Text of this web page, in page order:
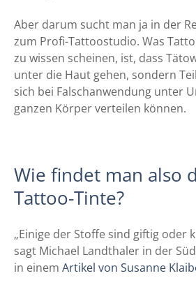
Aber darum sucht man ja in der
zum Profi-Tattoostudio. Was
zu wissen scheinen, ist, dass
unter die Haut gehen, sondern
sich bei Falschanwendung unter
ganzen Körper verteilen können.
Wie findet man also
Tattoo-Tinte?
„Einige der Stoffe sind giftig oder
sagt Michael Landthaler in der
in einem Artikel von Susanne